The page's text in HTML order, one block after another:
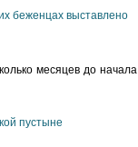
беженцах выставлено
месяцев до начала
пустыне